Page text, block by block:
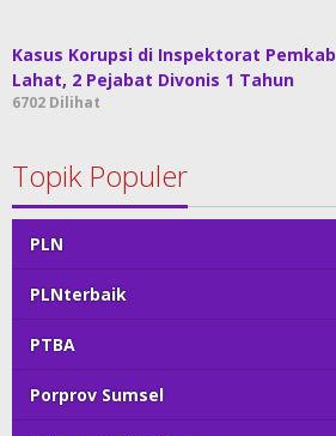
Kasus Korupsi di Inspektorat Pemkab
Lahat, 2 Pejabat Divonis 1 Tahun
6702 Dilihat
Topik Populer
PLN
PLNterbaik
PTBA
Porprov Sumsel